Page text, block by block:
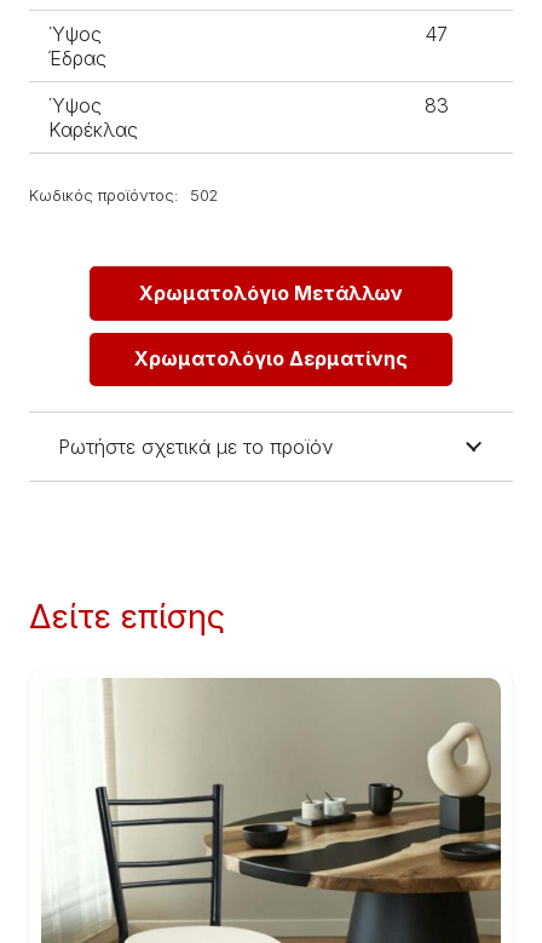
Ύψος
Έδρας
47
Ύψος
Καρέκλας
83
Κωδικός προϊόντος: 502
Χρωματολόγιο Μετάλλων
Χρωματολόγιο Δερματίνης
Ρωτήστε σχετικά με το προϊόν
Δείτε επίσης